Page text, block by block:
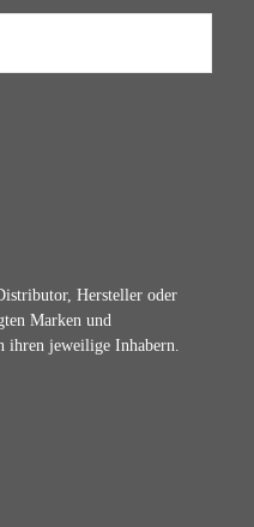
Hersteller oder
Marken und
jeweilige Inhabern.